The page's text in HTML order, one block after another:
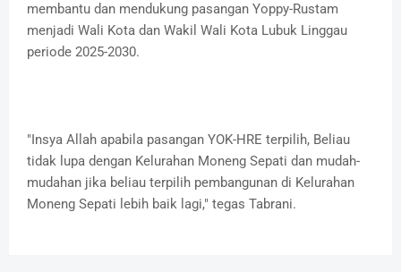
membantu dan mendukung pasangan Yoppy-Rustam
menjadi Wali Kota dan Wakil Wali Kota Lubuk Linggau
periode 2025-2030.
"Insya Allah apabila pasangan YOK-HRE terpilih, Beliau
tidak lupa dengan Kelurahan Moneng Sepati dan mudah-
mudahan jika beliau terpilih pembangunan di Kelurahan
Moneng Sepati lebih baik lagi," tegas Tabrani.